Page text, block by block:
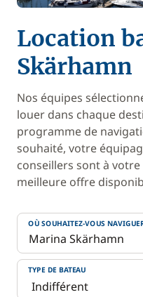
Location
Skärhamn
Nos équipes
louer dans chaque
programme de
souhaité, votre
conseillers sont à
meilleure offre
OÙ SOUHAITEZ-VOUS
TYPE DE BATEAU